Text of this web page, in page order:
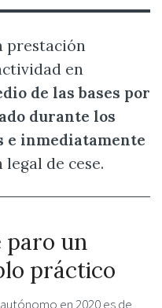
prestación
en
de las bases por
durante los
e inmediatamente
de cese.
paro un
práctico
en 2020 es de